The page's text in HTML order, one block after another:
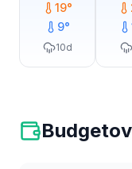
19°
9°
10d